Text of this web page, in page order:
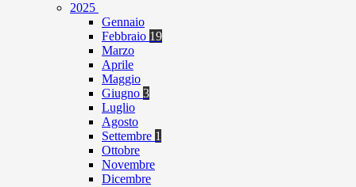
2025
Gennaio
Febbraio 19
Marzo
Aprile
Maggio
Giugno 3
Luglio
Agosto
Settembre 1
Ottobre
Novembre
Dicembre